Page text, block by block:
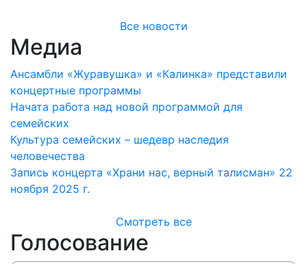
Все новости
Медиа
Ансамбли «Журавушка» и «Калинка» представили
концертные программы
Начата работа над новой программой для
семейских
Культура семейских – шедевр наследия
человечества
Запись концерта «Храни нас, верный талисман» 22
ноября 2025 г.
Смотреть все
Голосование